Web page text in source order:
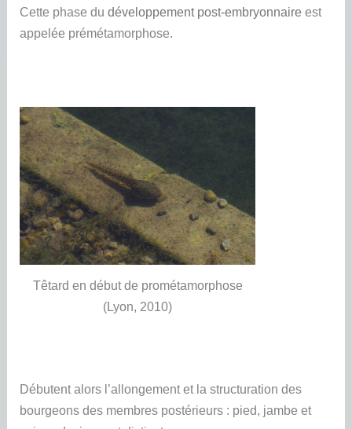
Cette phase dudéveloppement post-embryonnaire est
appelée prémétamorphose.
Têtard en début de prométamorphose
(Lyon, 2010)
Débutent alors l’allongement et la structuration des
bourgeons des membres postérieurs : pied, jambe et